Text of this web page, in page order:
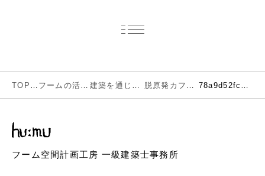
フーム空間計画工房 一級建築士事務所